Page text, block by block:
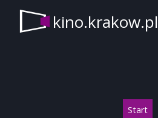
kino.krakow.pl
Start